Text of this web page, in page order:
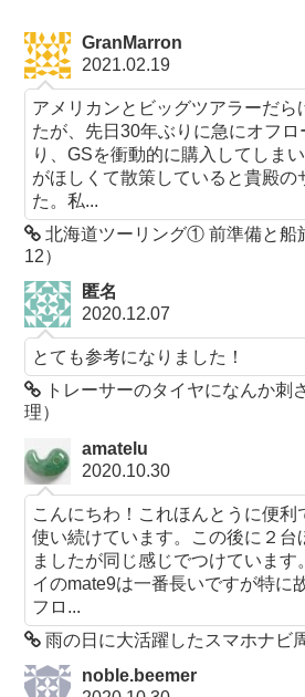
GranMarron
2021.02.19
アメリカンとビッグツアラーだら
たが、先日30年ぶりに急にオフ
り、GSを衝動的に購入してしま
がほしくて散策していると貴殿の
た。私...
北海道ツーリング① 前準備と船
12）
匿名
2020.12.07
とても参考になりました！
トレーサーのタイヤになんか刺
理）
amatelu
2020.10.30
こんにちわ！これほんとうに便
使い続けています。この後に２台
ましたが同じ感じでつけています
イのmate9は一番長いですが特に
フロ...
雨の日に大活躍したスマホナビ
noble.beemer